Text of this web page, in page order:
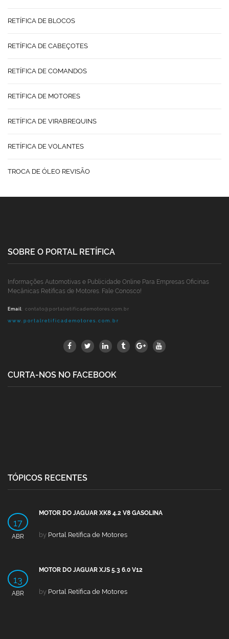
RETÍFICA DE BLOCOS
RETÍFICA DE CABEÇOTES
RETÍFICA DE COMANDOS
RETÍFICA DE MOTORES
RETÍFICA DE VIRABREQUINS
RETÍFICA DE VOLANTES
TROCA DE ÓLEO REVISÃO
SOBRE O PORTAL RETÍFICA
Informações Automotivas e Publicidade Online Para Empresas Oficinas
Mecânicas Retíficas de Motores. Fale Conosco!
Email: contato@portalretificademotores.com.br
www.portalretificademotores.com.br
CURTA-NOS NO FACEBOOK
TÓPICOS RECENTES
17
ABR
MOTOR DO JAGUAR XK8 4.2 V8 GASOLINA
by Portal Retífica de Motores
13
ABR
MOTOR DO JAGUAR XJS 5.3 6.0 V12
by Portal Retífica de Motores